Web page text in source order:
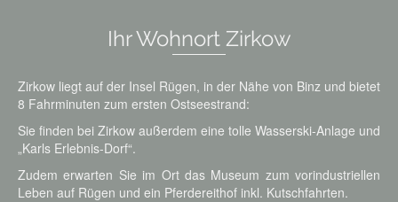
Ihr Wohnort Zirkow
Zirkow liegt auf der Insel Rügen, in der Nähe von Binz und bietet
8 Fahrminuten zum ersten Ostseestrand:
Sie finden bei Zirkow außerdem eine tolle Wasserski-Anlage und
„Karls Erlebnis-Dorf“.
Zudem erwarten Sie im Ort das Museum zum vorindustriellen
Leben auf Rügen und ein Pferdereithof inkl. Kutschfahrten.